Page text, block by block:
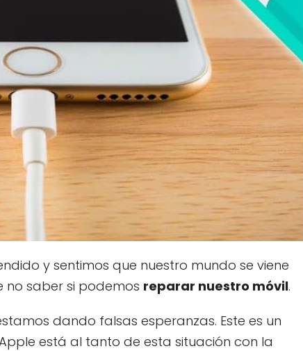
y sentimos que nuestro mundo se viene
saber si podemos reparar nuestro móvil.
dando falsas esperanzas. Este es un
está al tanto de esta situación con la